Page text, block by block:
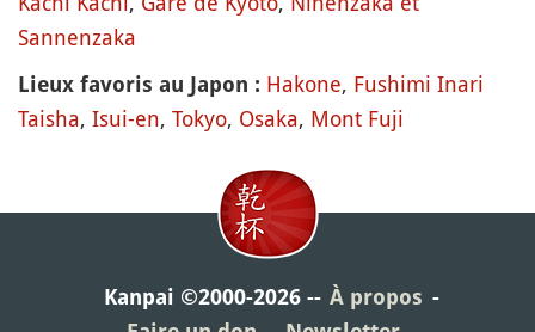
Sannenzaka
Lieux favoris au Japon : Hakone, Fushimi Inari
Taisha, Isui-en, Tokyo, Osaka, Mont Fuji
Kanpai ©2000-2026
À propos